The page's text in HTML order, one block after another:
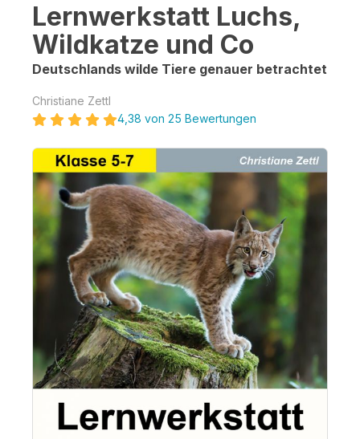
Lernwerkstatt Luchs,
Wildkatze und Co
Deutschlands wilde Tiere genauer betrachtet
Christiane Zettl
4,38 von 25 Bewertungen
Bildergalerie überspringen